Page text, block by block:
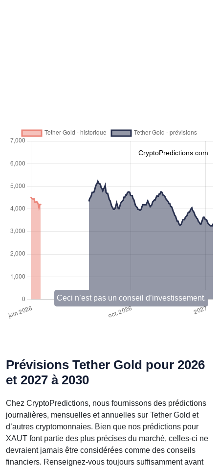
CryptoPredictions.com
Ceci n’est pas un conseil d’investissement.
Prévisions Tether Gold pour 2026
et 2027 à 2030
Chez CryptoPredictions, nous fournissons des prédictions
journalières, mensuelles et annuelles sur Tether Gold et
d’autres cryptomonnaies. Bien que nos prédictions pour
XAUT font partie des plus précises du marché, celles-ci ne
devraient jamais être considérées comme des conseils
financiers. Renseignez-vous toujours suffisamment avant